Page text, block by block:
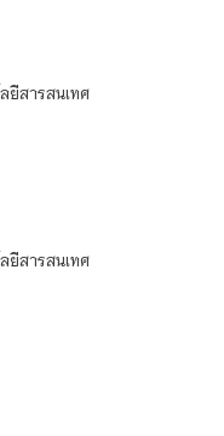
ยีสารสนเทศ
ยีสารสนเทศ